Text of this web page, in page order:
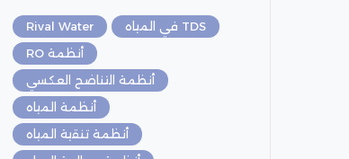
Rival Water
TDS في المياه
أنظمة RO
أنظمة التناضح العكسي
أنظمة المياه
أنظمة تنقية المياه